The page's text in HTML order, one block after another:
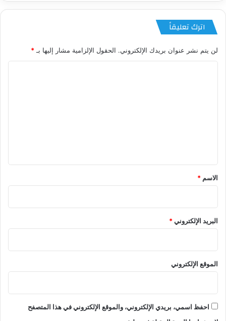
اترك تعليقاً
لن يتم نشر عنوان بريدك الإلكتروني. الحقول الإلزامية مشار إليها بـ *
*
الاسم *
البريد الإلكتروني*
الموقع الإلكتروني
احفظ اسمي، بريدي الإلكتروني، والموقع الإلكتروني في هذا المتصفح